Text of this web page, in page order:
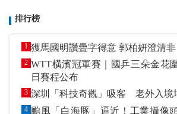
排行榜
1 獲馬國明讚疊字得意 郭柏
2 WTT橫濱冠軍賽｜國乒三朵金
日賽程公布
3 深圳「科技奇觀」吸客 老外入境
4 颱風「白海豚」逼近！工業攝像